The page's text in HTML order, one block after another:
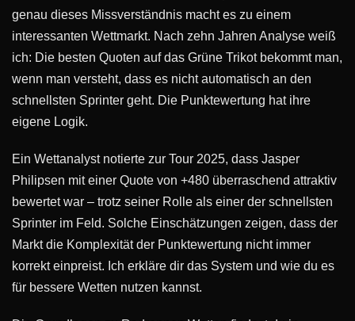
genau dieses Missverständnis macht es zu einem
interessanten Wettmarkt. Nach zehn Jahren Analyse weiß
ich: Die besten Quoten auf das Grüne Trikot bekommt man,
wenn man versteht, dass es nicht automatisch an den
schnellsten Sprinter geht. Die Punktewertung hat ihre
eigene Logik.
Ein Wettanalyst notierte zur Tour 2025, dass Jasper
Philipsen mit einer Quote von +480 überraschend attraktiv
bewertet war – trotz seiner Rolle als einer der schnellsten
Sprinter im Feld. Solche Einschätzungen zeigen, dass der
Markt die Komplexität der Punktewertung nicht immer
korrekt einpreist. Ich erkläre dir das System und wie du es
für bessere Wetten nutzen kannst.